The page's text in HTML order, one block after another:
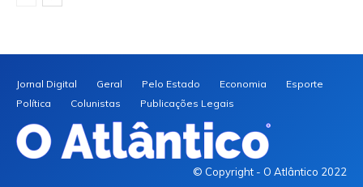
Jornal Digital Geral Pelo Estado Economia
Esporte
Política
Colunistas Publicações Legais
© Copyright - O Atlântico 2022